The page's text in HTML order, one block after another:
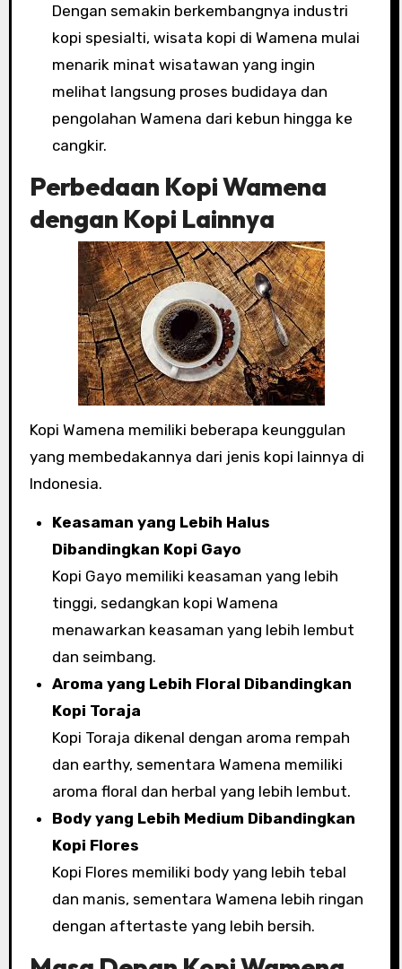
Dengan semakin berkembangnya industri
kopi spesialti, wisata kopi di Wamena mulai
menarik minat wisatawan yang ingin
melihat langsung proses budidaya dan
pengolahan Wamena dari kebun hingga ke
cangkir.
Perbedaan Kopi Wamena
dengan Kopi Lainnya
Kopi Wamena memiliki beberapa keunggulan
yang membedakannya dari jenis kopi lainnya di
Indonesia.
Keasaman yang Lebih Halus
Dibandingkan Kopi Gayo
Kopi Gayo memiliki keasaman yang lebih
tinggi, sedangkan kopi Wamena
menawarkan keasaman yang lebih lembut
dan seimbang.
Aroma yang Lebih Floral Dibandingkan
Kopi Toraja
Kopi Toraja dikenal dengan aroma rempah
dan earthy, sementara Wamena memiliki
aroma floral dan herbal yang lebih lembut.
Body yang Lebih Medium Dibandingkan
Kopi Flores
Kopi Flores memiliki body yang lebih tebal
dan manis, sementara Wamena lebih ringan
dengan aftertaste yang lebih bersih.